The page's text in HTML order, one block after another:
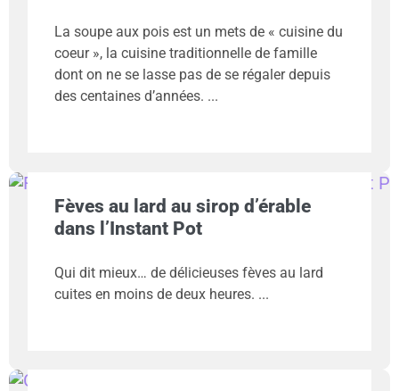
La soupe aux pois est un mets de « cuisine du
coeur », la cuisine traditionnelle de famille
dont on ne se lasse pas de se régaler depuis
des centaines d’années.
Fèves au lard au sirop d’érable
dans l’Instant Pot
Qui dit mieux… de délicieuses fèves au lard
cuites en moins de deux heures.